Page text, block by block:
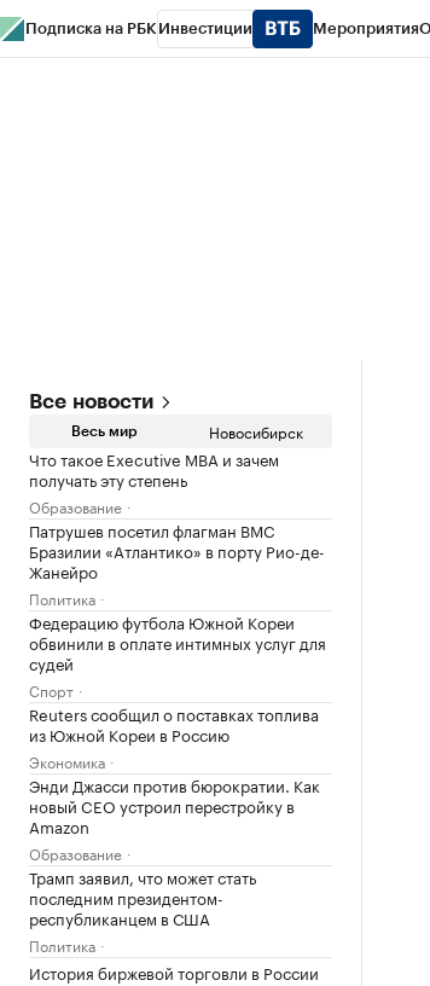
Подписка на РБК Инвестиции Мероприятия
Все новости
Весь мир Новосибирск
Что такое Executive MBA и зачем
получать эту степень
Образование
Патрушев посетил флагман ВМС
Бразилии «Атлантико» в порту Рио-де-
Жанейро
Политика
Федерацию футбола Южной Кореи
обвинили в оплате интимных услуг для
судей
Спорт
Reuters сообщил о поставках топлива
из Южной Кореи в Россию
Экономика
Энди Джасси против бюрократии. Как
новый CEO устроил перестройку в
Amazon
Образование
Трамп заявил, что может стать
последним президентом-
республиканцем в США
Политика
История биржевой торговли в России